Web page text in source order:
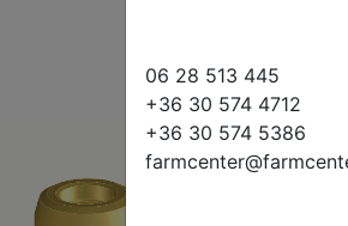
06 28 513 445
+36 30 574 4712
+36 30 574 5386